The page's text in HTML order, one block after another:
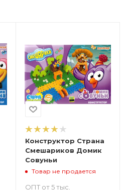
Конструктор Страна
Смешариков Домик
Совуньи
Товар не продается
ОПТ от 5 тыс.